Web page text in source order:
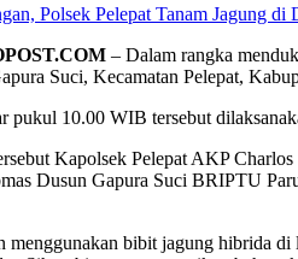
– Dalam rangka
Suci, Kecamatan Pelepat,
pukul 10.00 WIB tersebut
Kapolsek Pelepat AKP
Dusun Gapura Suci BRIPTU
menggunakan bibit jagung hibrida